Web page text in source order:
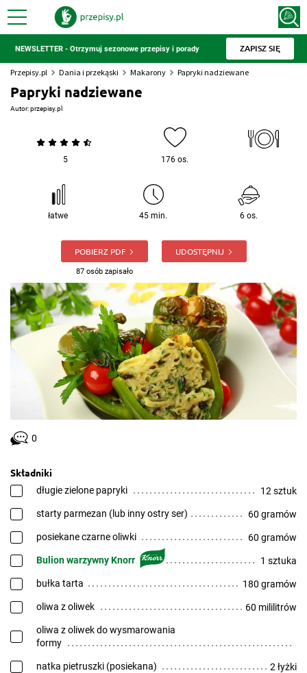
NEWSLETTER - Otrzymuj sezonowe przepisy i porady ZAPISZ SIĘ
Przepisy.pl Dania i przekąski Makarony Papryki nadziewane
Papryki nadziewane
Autor:przepisy.pl
5 176 os.
łatwe 45 min. 6 os.
POBIERZ PDF
87 osób zapisało
UDOSTĘPNIJ
0
Składniki
długie zielone papryki 12 sztuk
starty parmezan (lub inny ostry ser) 60 gramów
posiekane czarne oliwki 60 gramów
Bulion warzywny Knorr 1 sztuka
bułka tarta 180 gramów
oliwa z oliwek 60 mililitrów
oliwa z oliwek do wysmarowania
formy
natka pietruszki (posiekana) 2 łyżki